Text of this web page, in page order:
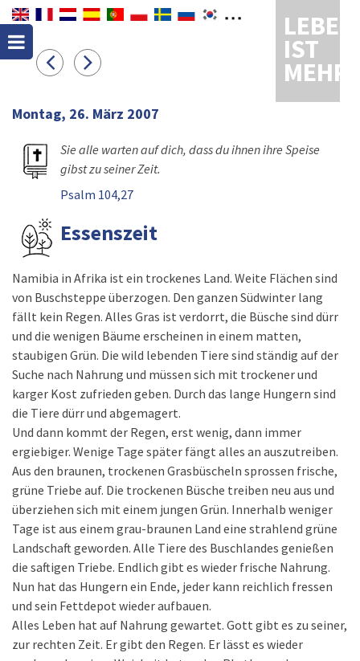
LEBEN
IST
MEHR
Montag, 26. März 2007
Sie alle warten auf dich, dass du ihnen ihre Speise
gibst zu seiner Zeit.
Psalm 104,27
Essenszeit
Namibia in Afrika ist ein trockenes Land. Weite Flächen sind
von Buschsteppe überzogen. Den ganzen Südwinter lang
fällt kein Regen. Alles Gras ist verdorrt, die Büsche sind dürr
und die wenigen Bäume erscheinen in einem matten,
staubigen Grün. Die wild lebenden Tiere sind ständig auf der
Suche nach Nahrung und müssen sich mit trockener und
karger Kost zufrieden geben. Durch das lange Hungern sind
die Tiere dürr und abgemagert.
Und dann kommt der Regen, erst wenig, dann immer
ergiebiger. Wenige Tage später fängt alles an auszutreiben.
Aus den braunen, trockenen Grasbüscheln sprossen frische,
grüne Triebe auf. Die trockenen Büsche treiben neu aus und
überziehen sich mit einem jungen Grün. Innerhalb weniger
Tage ist aus einem grau-braunen Land eine strahlend grüne
Landschaft geworden. Alle Tiere des Buschlandes genießen
die saftigen Triebe. Endlich gibt es wieder frische Nahrung.
Nun hat das Hungern ein Ende, jeder kann reichlich fressen
und sein Fettdepot wieder aufbauen.
Alles Leben hat auf Nahrung gewartet. Gott gibt es zu seiner,
zur rechten Zeit. Er gibt den Regen. Er lässt es wieder